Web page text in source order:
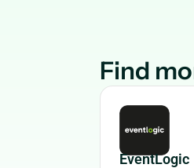
Find
EventLogic